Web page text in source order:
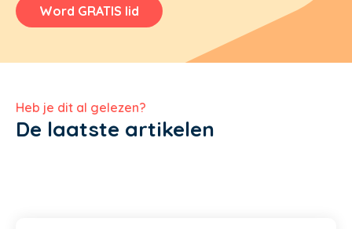
Word GRATIS lid
Heb je dit al gelezen?
De laatste artikelen